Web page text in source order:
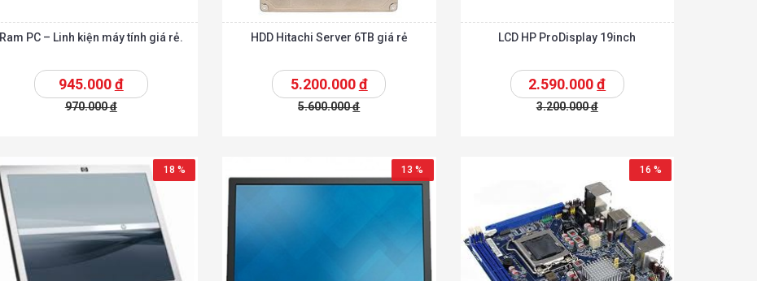
Ram PC – Linh kiện máy tính giá rẻ.
945.000đ
970.000đ
HDD Hitachi Server 6TB giá rẻ
5.200.000đ
5.600.000đ
LCD HP ProDisplay 19inch
2.590.000đ
3.200.000đ
18 % 13 % 16 %